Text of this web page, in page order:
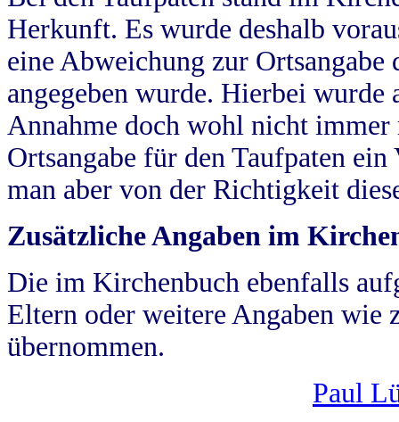
Herkunft. Es wurde deshalb
eine Abweichung zur
angegeben wurde. Hierbei wurde
Annahme doch wohl nicht
Ortsangabe für den Taufpaten
man aber von der Richtigkeit
Zusätzliche Angaben im
Die im Kirchenbuch ebenfalls
Eltern oder weitere Angaben wie
übernommen.
Paul